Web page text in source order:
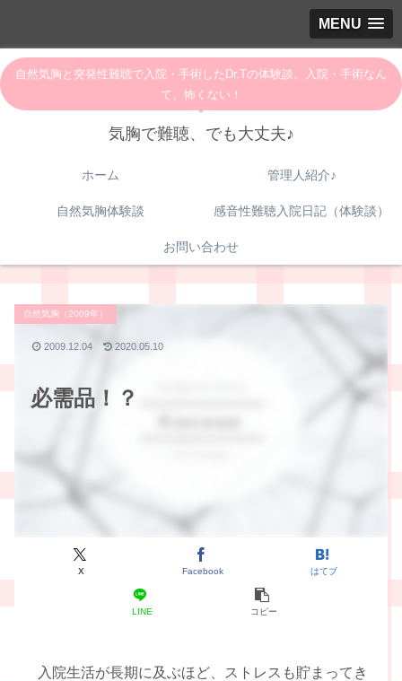
MENU
自然気胸と突発性難聴で入院・手術したDr.Tの体験談。入院・手術なん
て、怖くない！
気胸で難聴、でも大丈夫♪
ホーム 管理人紹介♪
自然気胸体験談 感音性難聴入院日記（体験談）
お問い合わせ
必需品！？
自然気胸（2009年）
X Facebook はてブ
LINE コピー
2009.12.04 2020.05.10
入院生活が長期に及ぶほど、ストレスも貯まってき